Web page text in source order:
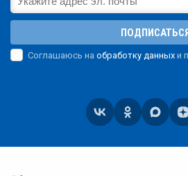
Соглашаюсь на обработку данных и